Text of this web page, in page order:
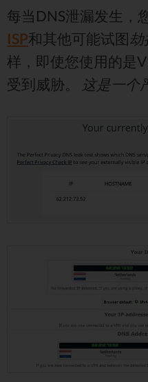
每当DNS泄漏发生，
ISP和其他可能试图劫
样，即使您使用的是
受到威胁。
这是一个